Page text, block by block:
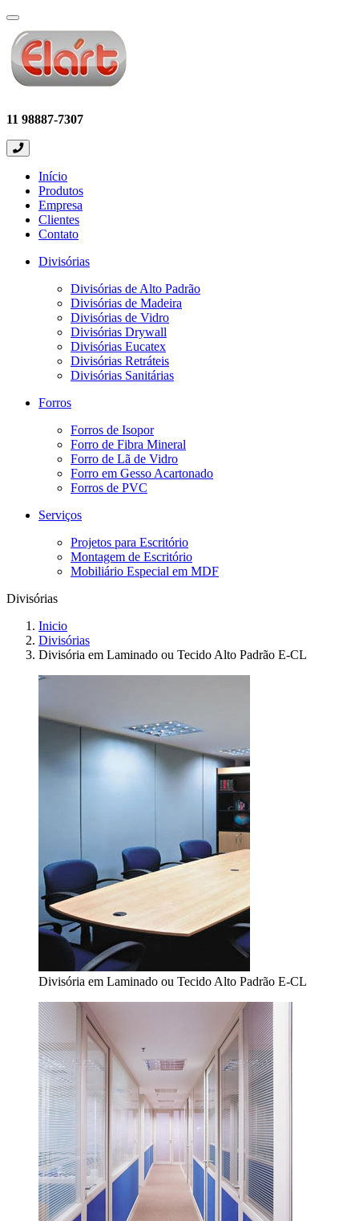
Expandir
menu
11 98887-7307
Início
Produtos
Empresa
Clientes
Contato
Divisórias
Divisórias de Alto Padrão
Divisórias de Madeira
Divisórias de Vidro
Divisórias Drywall
Divisórias Eucatex
Divisórias Retráteis
Divisórias Sanitárias
Forros
Forros de Isopor
Forro de Fibra Mineral
Forro de Lã de Vidro
Forro em Gesso Acartonado
Forros de PVC
Serviços
Projetos para Escritório
Montagem de Escritório
Mobiliário Especial em MDF
Divisórias
Inicio
Divisórias
Divisória em Laminado ou Tecido Alto Padrão E-CL
Divisória em Laminado ou Tecido Alto Padrão E-CL